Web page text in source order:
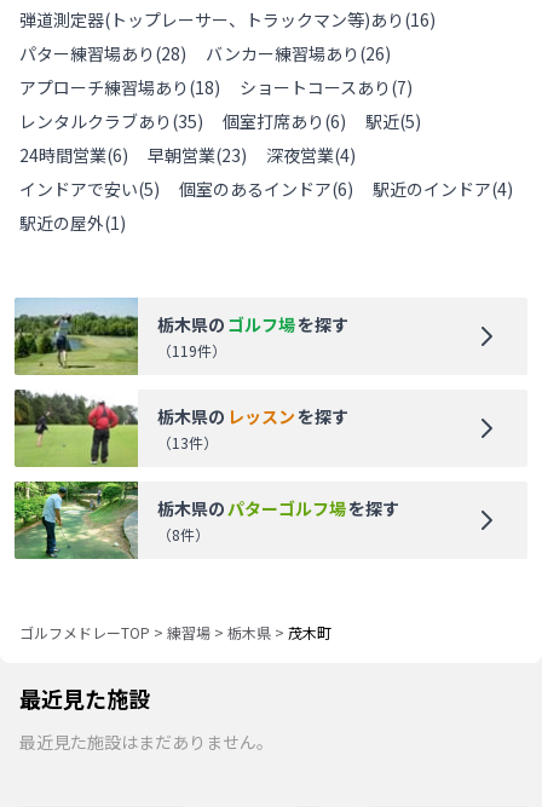
弾道測定器(トップレーサー、トラックマン等)あり (16)
パター練習場あり (28) バンカー練習場あり (26)
アプローチ練習場あり (18) ショートコースあり (7)
レンタルクラブあり (35) 個室打席あり (6) 駅近(5)
24時間営業(6) 早朝営業(23) 深夜営業(4)
インドアで安い(5) 個室のあるインドア(6) 駅近のインドア(4)
駅近の屋外(1)
栃木県の ゴルフ場を探す
（119件）
栃木県の レッスンを探す
（13件）
栃木県のパターゴルフ場を探す
（8件）
ゴルフメドレーTOP > 練習場 > 栃木県 > 茂木町
最近見た施設
最近見た施設はまだありません。